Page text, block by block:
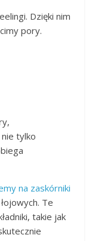
Dzięki nim
pory.
tylko
na zaskórniki
Te
takie jak